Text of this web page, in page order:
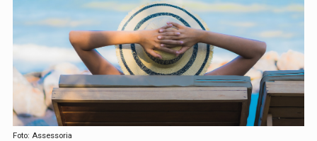
Foto: Assessoria